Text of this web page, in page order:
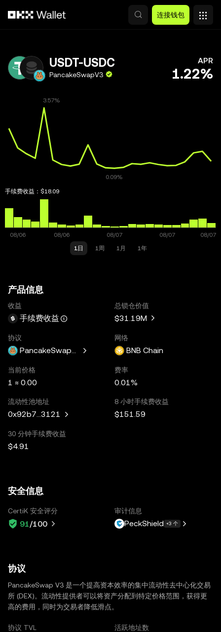
连接钱包
USDT-USDC
PancakeSwapV3
APR
1.22%
手续费收益： $18.09
1日 1周 1月 1年
产品信息
收益
手续费收益
总锁仓价值
$31.19M
协议
PancakeSwapV3
网络
BNB Chain
当前价格
1 ≈ 0.00
费率
0.01%
流动性池地址
0x92b7...3121
8 小时手续费收益
$151.59
30 分钟手续费收益
$4.91
安全信息
CertiK 安全评分
91/100
审计信息
PeckShield +3 个
协议
PancakeSwap V3 是一个提高资本效率的集中流动性去中心化交易
所 (DEX)。流动性提供者可以将资产分配到特定价格范围，获得更
高的费用，同时为交易者降低滑点。
协议 TVL 活跃地址数